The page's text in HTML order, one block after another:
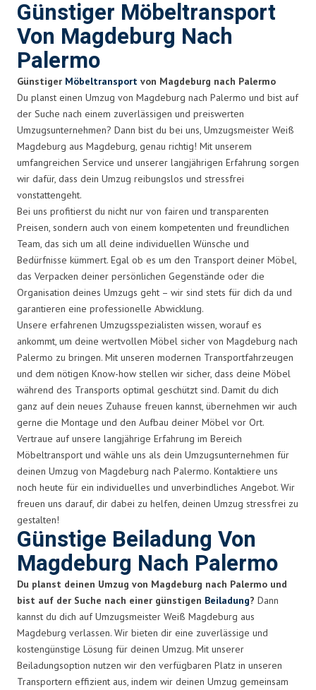
Günstiger Möbeltransport
Von Magdeburg Nach
Palermo
Günstiger Möbeltransport von Magdeburg nach Palermo
Du planst einen Umzug von Magdeburg nach Palermo und bist auf
der Suche nach einem zuverlässigen und preiswerten
Umzugsunternehmen? Dann bist du bei uns, Umzugsmeister Weiß
Magdeburg aus Magdeburg, genau richtig! Mit unserem
umfangreichen Service und unserer langjährigen Erfahrung sorgen
wir dafür, dass dein Umzug reibungslos und stressfrei
vonstattengeht.
Bei uns profitierst du nicht nur von fairen und transparenten
Preisen, sondern auch von einem kompetenten und freundlichen
Team, das sich um all deine individuellen Wünsche und
Bedürfnisse kümmert. Egal ob es um den Transport deiner Möbel,
das Verpacken deiner persönlichen Gegenstände oder die
Organisation deines Umzugs geht – wir sind stets für dich da und
garantieren eine professionelle Abwicklung.
Unsere erfahrenen Umzugsspezialisten wissen, worauf es
ankommt, um deine wertvollen Möbel sicher von Magdeburg nach
Palermo zu bringen. Mit unseren modernen Transportfahrzeugen
und dem nötigen Know-how stellen wir sicher, dass deine Möbel
während des Transports optimal geschützt sind. Damit du dich
ganz auf dein neues Zuhause freuen kannst, übernehmen wir auch
gerne die Montage und den Aufbau deiner Möbel vor Ort.
Vertraue auf unsere langjährige Erfahrung im Bereich
Möbeltransport und wähle uns als dein Umzugsunternehmen für
deinen Umzug von Magdeburg nach Palermo. Kontaktiere uns
noch heute für ein individuelles und unverbindliches Angebot. Wir
freuen uns darauf, dir dabei zu helfen, deinen Umzug stressfrei zu
gestalten!
Günstige Beiladung Von
Magdeburg Nach Palermo
Du planst deinen Umzug von Magdeburg nach Palermo und
bist auf der Suche nach einer günstigen Beiladung? Dann
kannst du dich auf Umzugsmeister Weiß Magdeburg aus
Magdeburg verlassen. Wir bieten dir eine zuverlässige und
kostengünstige Lösung für deinen Umzug. Mit unserer
Beiladungsoption nutzen wir den verfügbaren Platz in unseren
Transportern effizient aus, indem wir deinen Umzug gemeinsam